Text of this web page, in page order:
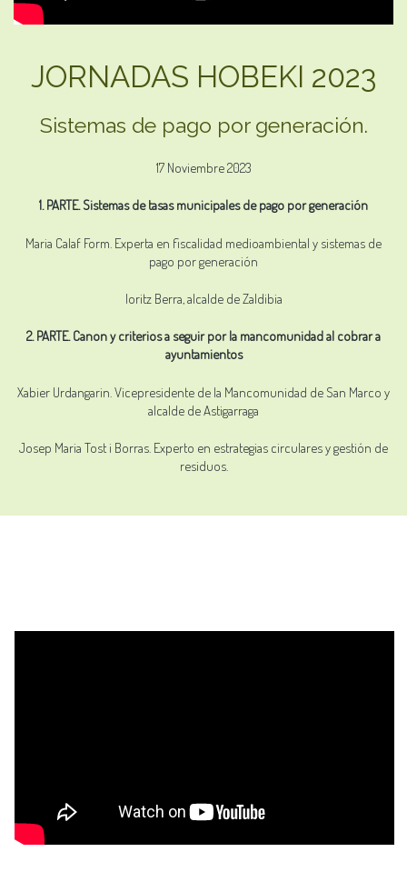
JORNADAS HOBEKI 2023
Sistemas de pago por generación.
17 Noviembre 2023
1. PARTE. Sistemas de tasas municipales de pago por generación
Maria Calaf Form. Experta en fiscalidad medioambiental y sistemas de
pago por generación
Ioritz Berra, alcalde de Zaldibia
2. PARTE. Canon y criterios a seguir por la mancomunidad al cobrar a
ayuntamientos
Xabier Urdangarin. Vicepresidente de la Mancomunidad de San Marco y
alcalde de Astigarraga
Josep Maria Tost i Borras. Experto en estrategias circulares y gestión de
residuos.